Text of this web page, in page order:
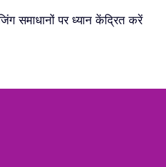
समाधानों पर ध्यान केंद्रित करें